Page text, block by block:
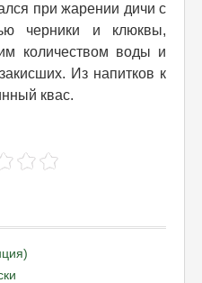
при жарении дичи с
черники и клюквы,
количеством воды и
Из напитков к
квас.